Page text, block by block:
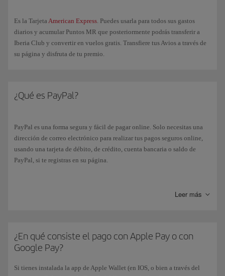
Es la Tarjeta American Express. Puedes usarla para todos sus gastos
diarios y acumular Puntos MR que posteriormente podrás transferir a
Iberia Club y convertir en vuelos gratis. Transfiere tus Avios a través de
su página y disfruta de tu premio.
¿Qué es PayPal?
PayPal es una forma segura y fácil de pagar online. Solo necesitas una
dirección de correo electrónico para realizar tus pagos seguros online,
usando una tarjeta de débito, de crédito, cuenta bancaria o saldo de
PayPal, si te registras en su página.
página. Y una vez finalizado el procedimiento de pago, volverásLeer más
¿En qué consiste el pago con Apple Pay o con
Google Pay?
Si tienes instalada la app de Apple Wallet (en IOS, o bien a través del